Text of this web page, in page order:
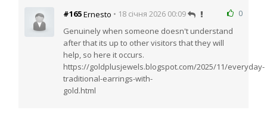
0
#165Ernesto • 18 січня 2026 00:09
Genuinely when someone doesn't understand
after that its up to other visitors that they will
help, so here it occurs.
https://goldplusjewels.blogspot.com/2025/11/everyday-
traditional-earrings-with-
gold.html